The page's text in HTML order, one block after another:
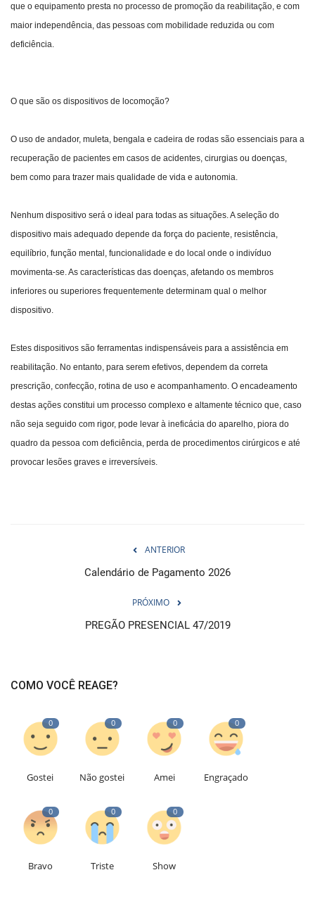
que o equipamento presta no processo de promoção da reabilitação, e com
maior independência, das pessoas com mobilidade reduzida ou com
deficiência.
O que são os dispositivos de locomoção?
O uso de andador, muleta, bengala e cadeira de rodas são essenciais para a
recuperação de pacientes em casos de acidentes, cirurgias ou doenças,
bem como para trazer mais qualidade de vida e autonomia.
Nenhum dispositivo será o ideal para todas as situações. A seleção do
dispositivo mais adequado depende da força do paciente, resistência,
equilíbrio, função mental, funcionalidade e do local onde o indivíduo
movimenta-se. As características das doenças, afetando os membros
inferiores ou superiores frequentemente determinam qual o melhor
dispositivo.
Estes dispositivos são ferramentas indispensáveis para a assistência em
reabilitação. No entanto, para serem efetivos, dependem da correta
prescrição, confecção, rotina de uso e acompanhamento. O encadeamento
destas ações constitui um processo complexo e altamente técnico que, caso
não seja seguido com rigor, pode levar à ineficácia do aparelho, piora do
quadro da pessoa com deficiência, perda de procedimentos cirúrgicos e até
provocar lesões graves e irreversíveis.
ANTERIOR
Calendário de Pagamento 2026
PRÓXIMO
PREGÃO PRESENCIAL 47/2019
COMO VOCÊ REAGE?
0
Gostei
0
Não gostei
0
Amei
0
Engraçado
0
Bravo
0
Triste
0
Show